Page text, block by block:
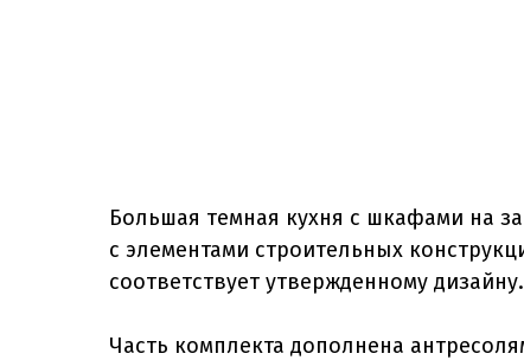
Большая темная кухня с шкафами на
с элементами строительных
соответствует утвержденному
Часть комплекта дополнена